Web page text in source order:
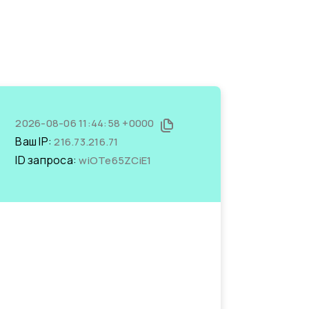
2026-08-06 11:44:58 +0000
Ваш IP:216.73.216.71
ID запроса:wiOTe65ZCiE1